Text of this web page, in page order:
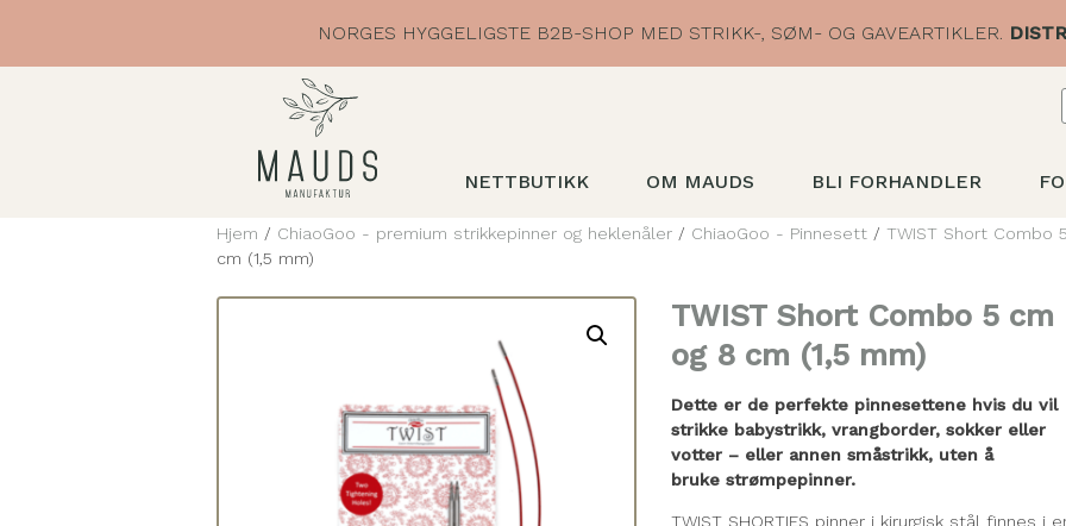
content
NORGES HYGGELIGSTE B2B-SHOP MED STRIKK-, SØM- OG GAVEARTIKLER.
NETTBUTIKK OM MAUDS BLI FORHANDLER
Hjem / ChiaoGoo - premium strikkepinner og heklenåler / ChiaoGoo - Pinnesett / TWIST Short Combo
cm (1,5 mm)
TWIST Short Combo 5 cm
og 8 cm (1,5 mm)
Dette er de perfekte pinnesettene hvis du vil
strikke babystrikk, vrangborder, sokker eller
votter – eller annen småstrikk, uten å
bruke strømpepinner.
TWIST SHORTIES pinner i kirurgisk stål finnes i